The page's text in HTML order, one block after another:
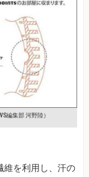
編集部 河野陸）
維を利用し、汗の